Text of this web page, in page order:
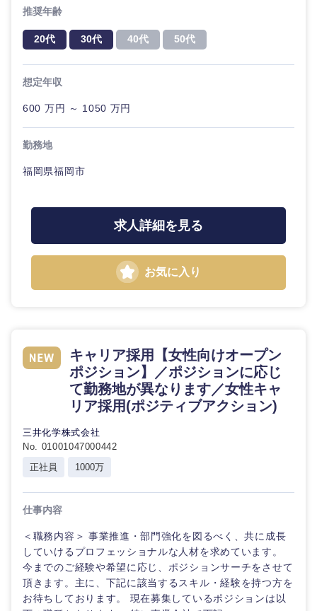
推奨年齢
20代 30代 40代 50代
想定年収
600 万円 ～ 1050 万円
勤務地
福岡県福岡市
求人詳細を見る
お気に入り
キャリア採用【女性向けオープン
ポジション】／ポジションに応じ
て勤務地が異なります／女性キャ
リア採用(ポジティブアクション)
三井化学株式会社
No. 01001047000442
正社員
1000万
仕事内容
＜職務内容＞ 事業推進・部門強化を図るべく、共に成長
していけるプロフェッショナルな人材を求めています。
今までのご経験や希望に応じ、ポジションサーチをさせて
頂きます。主に、下記に該当するスキル・経験を持つ方を
お待ちしております。 現在募集しているポジションは以